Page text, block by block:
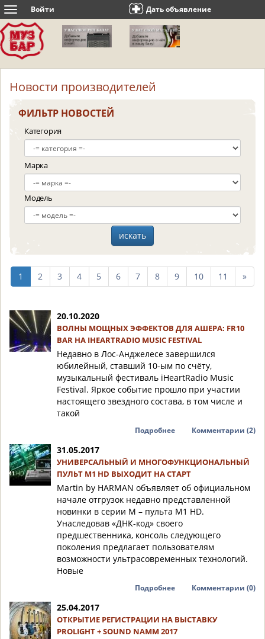
Toggle
navigation
Войти Дать объявление
Новости производителей
ФИЛЬТР НОВОСТЕЙ
Категория
Марка
Модель
1 2 3 4 5 6 7 8 9 10 11 »
10
20.10.2020
ВОЛНЫ МОЩНЫХ ЭФФЕКТОВ ДЛЯ АШЕРА: FR10
BAR НА IHEARTRADIO MUSIC FESTIVAL
Недавно в Лос-Анджелесе завершился
юбилейный, ставший 10-ым по счёту,
музыкальный фестиваль iHeartRadio Music
Festival. Яркое событие прошло при участии
настоящего звездного состава, в том числе и
такой
Комментарии (2)
Подробнее
31.05.2017
УНИВЕРСАЛЬНЫЙ И МНОГОФУНКЦИОНАЛЬНЫЙ
ПУЛЬТ M1 HD ВЫХОДИТ НА СТАРТ
Martin by HARMAN объявляет об официальном
начале отгрузок недавно представленной
новинки в серии M – пульта M1 HD.
Унаследовав «ДНК-код» своего
предшественника, консоль следующего
поколения предлагает пользователям
возможности ультрасовременных технологий.
Новые
Комментарии (0)
Подробнее
25.04.2017
ОТКРЫТИЕ РЕГИСТРАЦИИ НА ВЫСТАВКУ
PROLIGHT + SOUND NAMM 2017